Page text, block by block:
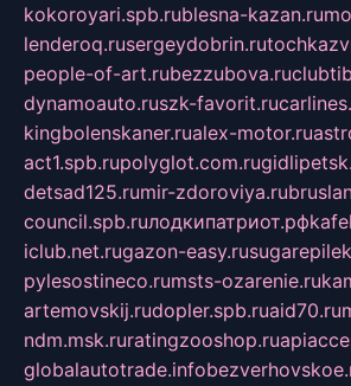
kokoroyari.spb.rublesna-kazan.ru
lenderoq.rusergeydobrin.ru
people-of-art.rubezzubova.ru
dynamoauto.ruszk-favorit.ru
kingbolenskaner.rualex-motor.ru
act1.spb.rupolyglot.com.ru
detsad125.rumir-zdoroviya.ru
council.spb.ruлодкипатриот.рф
iclub.net.rugazon-easy.ru
pylesostineco.rumsts-ozarenie.ru
artemovskij.rudopler.spb.ruaid70.ru
ndm.msk.ruratingzooshop.ru
globalautotrade.info